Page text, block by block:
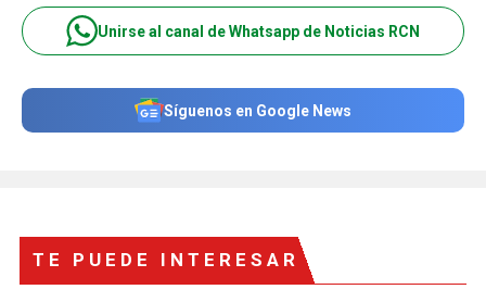
Unirse al canal de Whatsapp de Noticias RCN
Síguenos en Google News
TE PUEDE INTERESAR